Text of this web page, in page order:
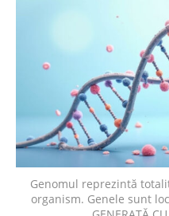
Genomul reprezintă
organism. Genele sunt